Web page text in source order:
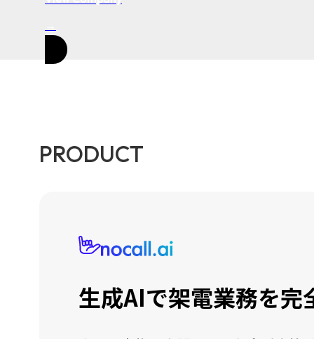
PRODUCT
生成AIで架電業務を完